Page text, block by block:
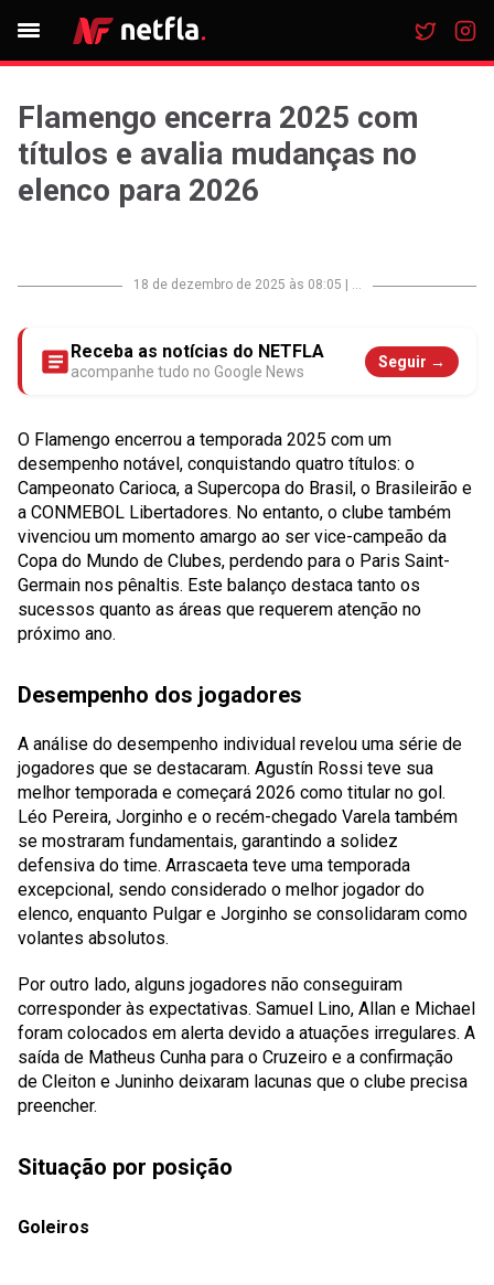
Flamengo encerra 2025 com
títulos e avalia mudanças no
elenco para 2026
18 de dezembro de 2025 às 08:05 ...
Receba as notícias do NETFLA
acompanhe tudo no Google News
Seguir →
O Flamengo encerrou a temporada 2025 com um
desempenho notável, conquistando quatro títulos: o
Campeonato Carioca, a Supercopa do Brasil, o Brasileirão e
a CONMEBOL Libertadores. No entanto, o clube também
vivenciou um momento amargo ao ser vice-campeão da
Copa do Mundo de Clubes, perdendo para o Paris Saint-
Germain nos pênaltis. Este balanço destaca tanto os
sucessos quanto as áreas que requerem atenção no
próximo ano.
Desempenho dos jogadores
A análise do desempenho individual revelou uma série de
jogadores que se destacaram. Agustín Rossi teve sua
melhor temporada e começará 2026 como titular no gol.
Léo Pereira, Jorginho e o recém-chegado Varela também
se mostraram fundamentais, garantindo a solidez
defensiva do time. Arrascaeta teve uma temporada
excepcional, sendo considerado o melhor jogador do
elenco, enquanto Pulgar e Jorginho se consolidaram como
volantes absolutos.
Por outro lado, alguns jogadores não conseguiram
corresponder às expectativas. Samuel Lino, Allan e Michael
foram colocados em alerta devido a atuações irregulares. A
saída de Matheus Cunha para o Cruzeiro e a confirmação
de Cleiton e Juninho deixaram lacunas que o clube precisa
preencher.
Situação por posição
Goleiros